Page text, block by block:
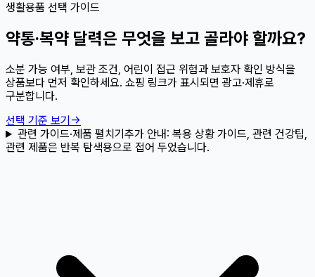
생활용품 선택 가이드
약통·복약 달력은 무엇을 보고 골라야 할까요?
소분 가능 여부, 보관 조건, 어린이 접근 위험과 보호자 확인 방식을
상품보다 먼저 확인하세요. 쇼핑 링크가 표시되면 광고·제휴로
구분합니다.
선택 기준 보기 →
관련 가이드·제품 펼치기추가 안내: 복용 상황 가이드, 관련 건강팁,
관련 제품은 반복 탐색용으로 접어 두었습니다.